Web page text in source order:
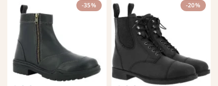
-35% -20%